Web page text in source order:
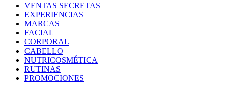
VENTAS SECRETAS
EXPERIENCIAS
MARCAS
FACIAL
CORPORAL
CABELLO
NUTRICOSMÉTICA
RUTINAS
PROMOCIONES